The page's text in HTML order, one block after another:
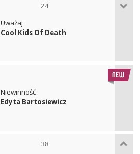
24
Uważaj
Cool Kids Of Death
Niewinność
Edyta Bartosiewicz
38